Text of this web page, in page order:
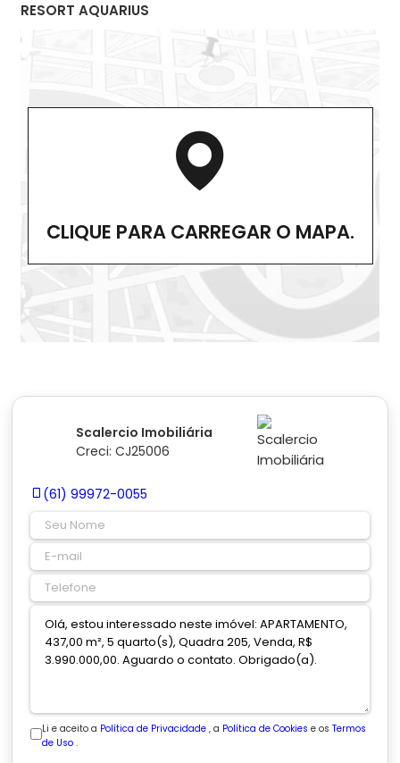
RESORT AQUARIUS
CLIQUE PARA CARREGAR O MAPA.
Scalercio Imobiliária
Creci: CJ25006
(61) 99972-0055
Li e aceito a Política de Privacidade , a Política de Cookies e os Termos
de Uso .